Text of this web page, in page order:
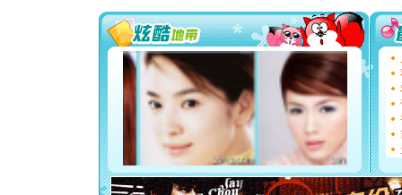
要平安！
[圣诞节]
能正大光
都要快乐
[圣诞节]
如意,快
[元旦]
看
断电。
你是我
[元旦] 如
起；二是
离。水晶